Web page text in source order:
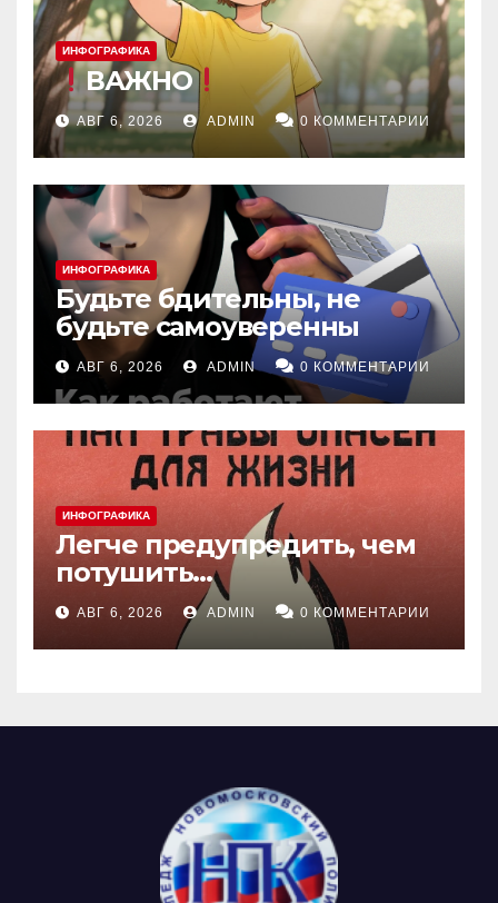
ИНФОГРАФИКА
ВАЖНО
АВГ 6, 2026 ADMIN 0 КОММЕНТАРИИ
ИНФОГРАФИКА
Будьте бдительны, не
будьте самоуверенны
АВГ 6, 2026 ADMIN 0 КОММЕНТАРИИ
ИНФОГРАФИКА
Легче предупредить, чем
потушить…
АВГ 6, 2026 ADMIN 0 КОММЕНТАРИИ